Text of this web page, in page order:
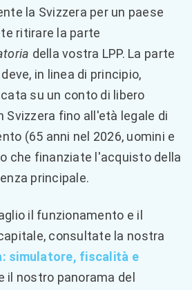
la Svizzera per un paese
ritirare la parte
della vostra LPP. La parte
deve, in linea di principio,
su un conto di libero
Svizzera fino all'età legale di
(65 anni nel 2026, uomini e
che finanziate l'acquisto della
principale.
il funzionamento e il
consultate la nostra
simulatore, fiscalità e
il nostro panorama del